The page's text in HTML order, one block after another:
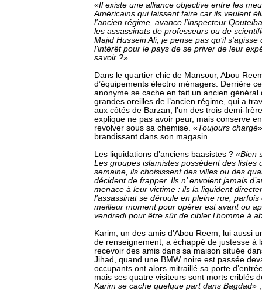
«Il existe une alliance objective entre les
Américains qui laissent faire car ils veulent
l’ancien régime, avance l’inspecteur
les assassinats de professeurs ou de
Majid Hussein Ali, je pense pas qu’il s’agisse
l’intérêt pour le pays de se priver de leur
savoir ?»
Dans le quartier chic de Mansour, Abou
d’équipements électro ménagers. Derrière
anonyme se cache en fait un ancien général
grandes oreilles de l’ancien régime, qui a
aux côtés de Barzan, l’un des trois demi-
explique ne pas avoir peur, mais conserve
revolver sous sa chemise. «Toujours chargé
brandissant dans son magasin.
Les liquidations d’anciens baasistes ? «Bien
Les groupes islamistes possèdent des listes
semaine, ils choisissent des villes ou des
décident de frapper. Ils n’ envoient jamais
menace à leur victime : ils la liquident
l’assassinat se déroule en pleine rue,
meilleur moment pour opérer est avant ou
vendredi pour être sûr de cibler l’homme à
Karim, un des amis d’Abou Reem, lui aussi
de renseignement, a échappé de justesse à
recevoir des amis dans sa maison située
Jihad, quand une BMW noire est passée
occupants ont alors mitraillé sa porte
mais ses quatre visiteurs sont morts criblés
Karim se cache quelque part dans Bagdad»